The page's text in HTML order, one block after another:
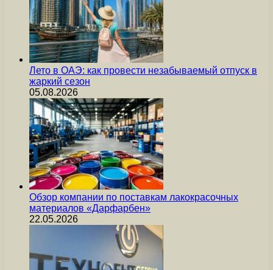
Лето в ОАЭ: как провести незабываемый отпуск в
жаркий сезон
05.08.2026
Обзор компании по поставкам лакокрасочных
материалов «Дарфарбен»
22.05.2026